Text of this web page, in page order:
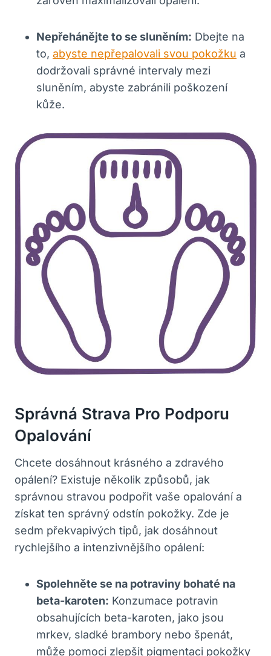
Nepřehánějte to se sluněním: Dbejte na
to, abyste nepřepalovali svou pokožku a
dodržovali správné intervaly mezi
sluněním, abyste zabránili poškození
kůže.
Správná Strava Pro Podporu
Opalování
Chcete dosáhnout krásného a zdravého
opálení? Existuje několik způsobů, jak
správnou stravou podpořit vaše opalování a
získat ten správný odstín pokožky. Zde je
sedm překvapivých tipů, jak dosáhnout
rychlejšího a intenzivnějšího opálení:
Spolehněte se na potraviny bohaté na
beta-karoten: Konzumace potravin
obsahujících beta-karoten, jako jsou
mrkev, sladké brambory nebo špenát,
může pomoci zlepšit pigmentaci pokožky